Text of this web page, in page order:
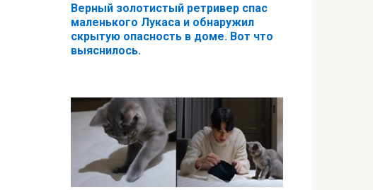
Верный золотистый ретривер спас
маленького Лукаса и обнаружил
скрытую опасность в доме. Вот что
выяснилось.